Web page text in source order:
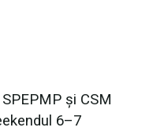
și CSM
6–7